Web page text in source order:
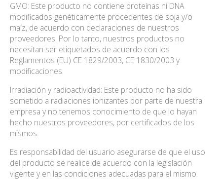
GMO: Este producto no contiene proteínas ni DNA
modificados genéticamente procedentes de soja y/o
maíz, de acuerdo con declaraciones de nuestros
proveedores. Por lo tanto, nuestros productos no
necesitan ser etiquetados de acuerdo con los
Reglamentos (EU) CE 1829/2003, CE 1830/2003 y
modificaciones.
Irradiación y radioactividad: Este producto no ha sido
sometido a radiaciones ionizantes por parte de nuestra
empresa y no tenemos conocimiento de que lo hayan
hecho nuestros proveedores, por certificados de los
mismos.
Es responsabilidad del usuario asegurarse de que el uso
del producto se realice de acuerdo con la legislación
vigente y en las condiciones adecuadas para el mismo.